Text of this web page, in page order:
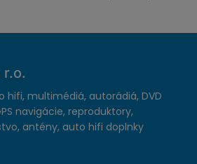
r.o.
hifi, multimédiá, autorádiá, DVD
navigácie, reproduktory,
antény, auto hifi doplnky